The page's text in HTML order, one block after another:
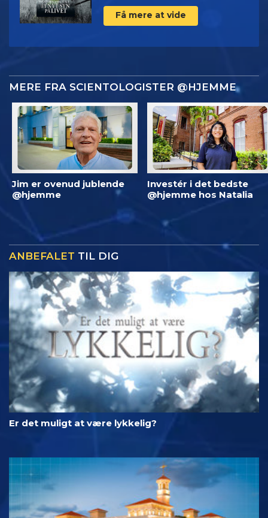
Få mere at vide
MERE FRA SCIENTOLOGISTER @HJEMME
Jim er ovenud jublende
@hjemme
Investér i det bedste
@hjemme hos Natalia
ANBEFALET TIL DIG
Er det muligt at være lykkelig?